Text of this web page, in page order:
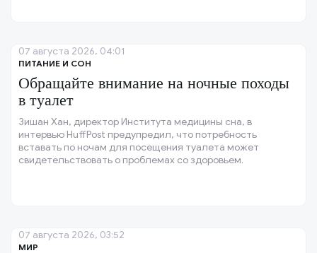
ПИТАНИЕ И СОН
Обращайте внимание на ночные походы
в туалет
Зишан Хан, директор Института медицины сна, в
интервью HuffPost предупредил, что потребность
вставать по ночам для посещения туалета может
свидетельствовать о проблемах со здоровьем.
07 августа 2026, 04:01
МИР
07 августа 2026, 03:52